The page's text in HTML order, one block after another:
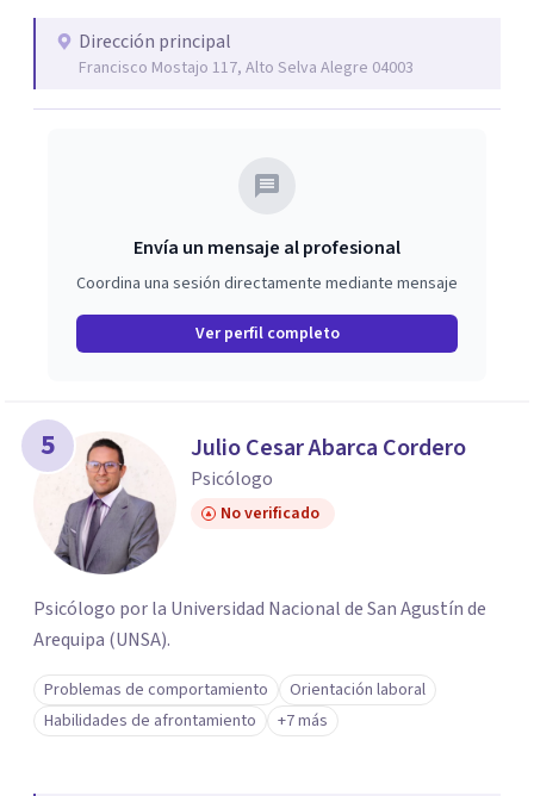
uno de nuestros pacientes, para de esta manera poder
dar solución a cualquier tipo de problema relacionado al
ámbito clínico psicológico. Atención psicológica a niños,
adolescentes, jóvenes y adultos, parejas, familias,
Vocacional, Ansiedad, Depresión, Comportamiento,
Aprendizaje, Lenguaje, Atención, Concentración,
Hiperactividad, Bullying, Agresividad, Ira, Personalidad,
Neuropsicológicas. Todas las terapias psicológicas
actuales. Entre otros.
Dirección principal
Francisco Mostajo 117, Alto Selva Alegre 04003
Envía un mensaje al profesional
Coordina una sesión directamente mediante mensaje
Ver perfil completo
5 Julio Cesar Abarca Cordero
Psicólogo
No verificado
Psicólogo por la Universidad Nacional de San Agustín de
Arequipa (UNSA).
Problemas de comportamiento
Orientación laboral
Habilidades de afrontamiento
+7 más